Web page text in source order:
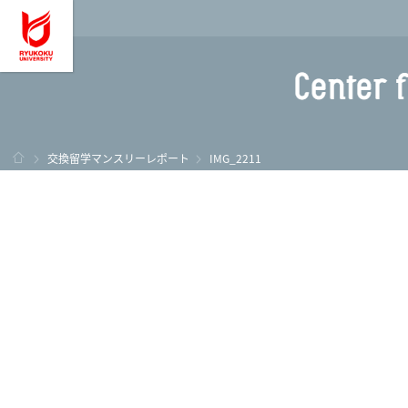
龍谷大学 You,
ホーム
交換留学マンスリーレポート IMG_2211